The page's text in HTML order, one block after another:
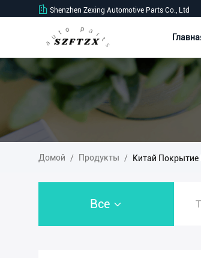
Shenzhen Zexing Automotive Parts Co., Ltd
Домой / Продукты / Китай Покрытие
Все